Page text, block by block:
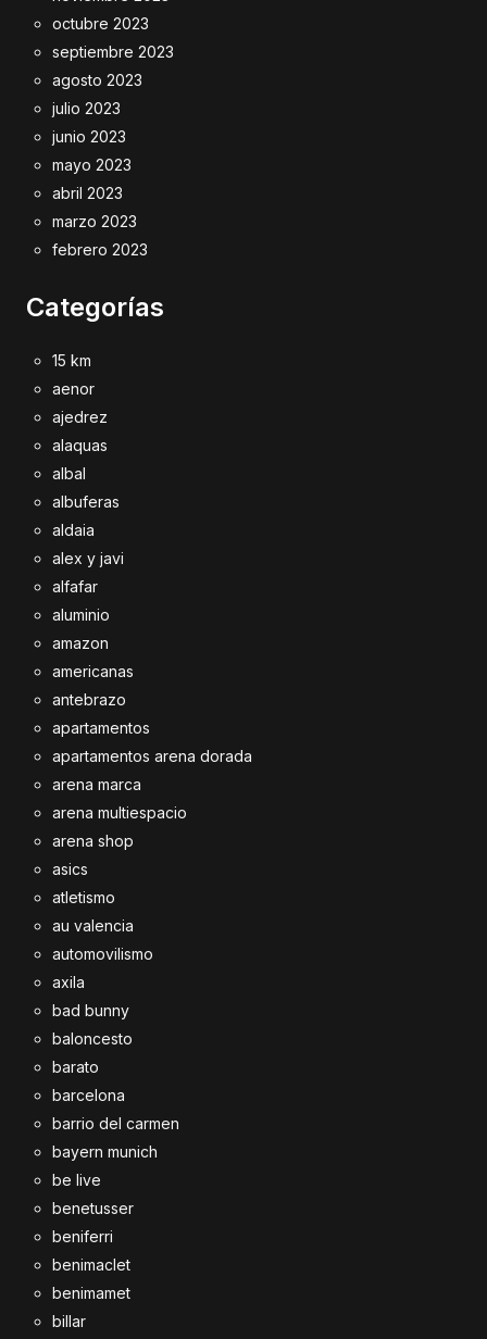
octubre 2023
septiembre 2023
agosto 2023
julio 2023
junio 2023
mayo 2023
abril 2023
marzo 2023
febrero 2023
Categorías
15 km
aenor
ajedrez
alaquas
albal
albuferas
aldaia
alex y javi
alfafar
aluminio
amazon
americanas
antebrazo
apartamentos
apartamentos arena dorada
arena marca
arena multiespacio
arena shop
asics
atletismo
au valencia
automovilismo
axila
bad bunny
baloncesto
barato
barcelona
barrio del carmen
bayern munich
be live
benetusser
beniferri
benimaclet
benimamet
billar